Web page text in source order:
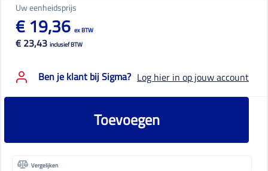
Uw eenheidsprijs
€ 23,43 inclusief BTW
€ 19,36 ex BTW
Ben je klant bij Sigma? Log hier in op jouw account
Toevoegen
Vergelijken